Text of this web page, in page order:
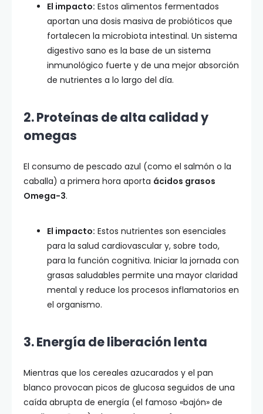
El impacto: Estos alimentos fermentados
aportan una dosis masiva de probióticos que
fortalecen la microbiota intestinal. Un sistema
digestivo sano es la base de un sistema
inmunológico fuerte y de una mejor absorción
de nutrientes a lo largo del día.
2. Proteínas de alta calidad y
omegas
El consumo de pescado azul (como el salmón o la
caballa) a primera hora aporta ácidos grasos
Omega-3.
El impacto: Estos nutrientes son esenciales
para la salud cardiovascular y, sobre todo,
para la función cognitiva. Iniciar la jornada con
grasas saludables permite una mayor claridad
mental y reduce los procesos inflamatorios en
el organismo.
3. Energía de liberación lenta
Mientras que los cereales azucarados y el pan
blanco provocan picos de glucosa seguidos de una
caída abrupta de energía (el famoso «bajón» de